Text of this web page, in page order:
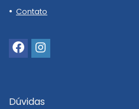
Contato
Dúvidas